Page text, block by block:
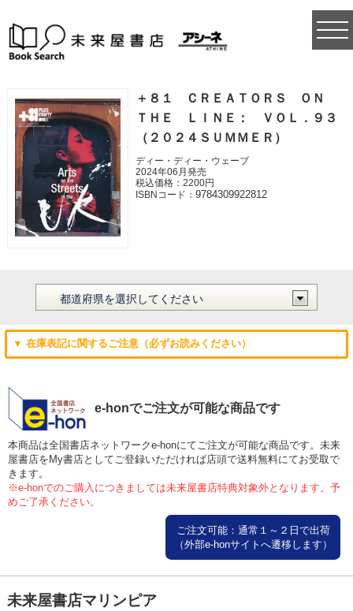
＋８１ ＣＲＥＡＴＯＲＳ ＯＮ
ＴＨＥ ＬＩＮＥ： ＶＯＬ．９３
（２０２４ＳＵＭＭＥＲ）
ディー・ディー・ウェーブ
2024年06月発売
税込価格：2200円
ISBNコード：9784309922812
▼ 在庫表記に関するご注意（必ずお読みください）
e-honでご注文が可能な商品です
本商品は全国書店ネットワークe-honにてご注文が可能な商品です。未来
屋書店をMy書店としてご登録いただければ店頭で送料無料にてお受取で
きます。
※e-honでのご購入につきましては未来屋書店特典対象外となります。予
めご了承ください。
ご注文可能：通常１～２日で出荷
（外部e-honサイトへ遷移します）
未来屋書店マリンピア